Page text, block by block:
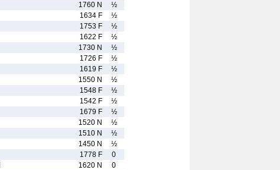
1760 N
½
1634 F
½
1753 F
½
1622 F
½
1730 N
½
1726 F
½
1619 F
½
1550 N
½
1548 F
½
1542 F
½
1679 F
½
1520 N
½
1510 N
½
1450 N
½
1778 F
0
1620 N
0